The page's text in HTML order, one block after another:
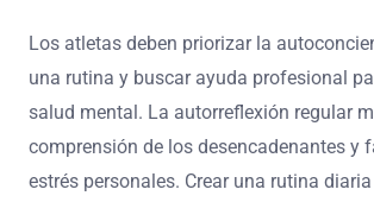
Los atletas deben priorizar la
una rutina y buscar ayuda profesional
salud mental. La autorreflexión regular
comprensión de los desencadenantes y
estrés personales. Crear una rutina